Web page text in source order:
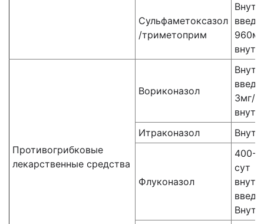
Сульфаметоксазол
/триметоприм
Противогрибковые
лекарственные средства
Вориконазол
3мг/
Итраконазол
Флуконазол
400-
сут